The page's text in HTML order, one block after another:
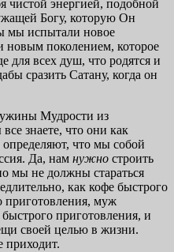
чистой энергией, подобной
Богу, которую Он
мы испытали новое
новым поколением, которое
для всех душ, что родятся и
сразить Сатану, когда он
Мудрости из
знаете, что они как
что мы собой
Да, нам нужно строить
мы не должны стараться
как кофе быстрого
приготовления, муж
приготовления, и
своей целью в жизни.
приходит.